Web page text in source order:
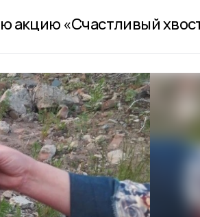
акцию «Счастливый